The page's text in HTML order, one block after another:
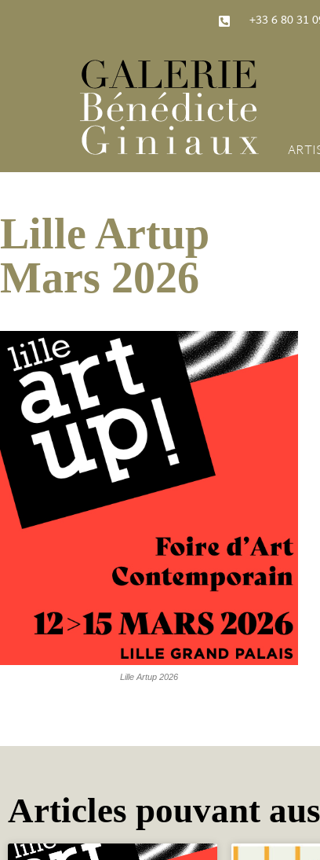
‭+33 6 80 31
Lille Artup
Mars 2026
Lille Artup 2026
Articles pouvant